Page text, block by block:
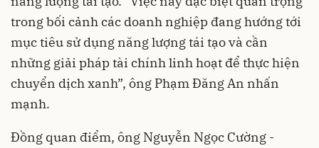
trong bối cảnh các doanh nghiệp đang hướng tới
mục tiêu sử dụng năng lượng tái tạo và cần
những giải pháp tài chính linh hoạt để thực hiện
chuyển dịch xanh”, ông Phạm Đăng An nhấn
mạnh.
Đồng quan điểm, ông Nguyễn Ngọc Cường -